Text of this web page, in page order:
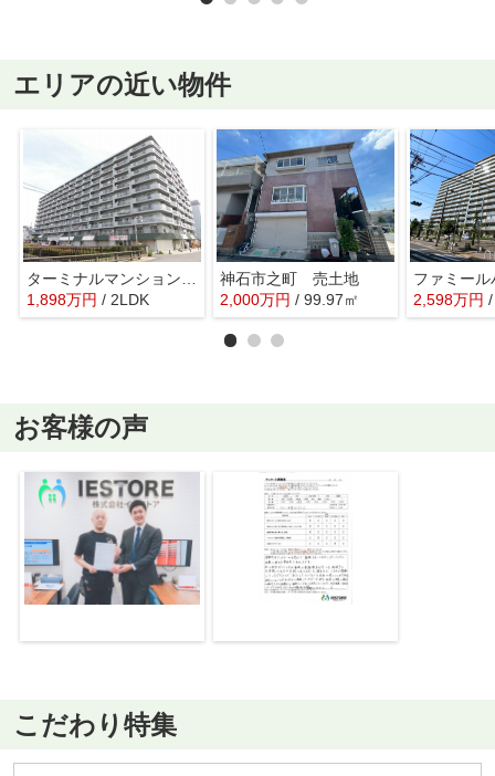
エリアの近い物件
1,898万円 / 2LDK
神石市之町 売土地
2,000万円 / 99.97㎡
ファミー
2,598万円
お客様の声
こだわり特集